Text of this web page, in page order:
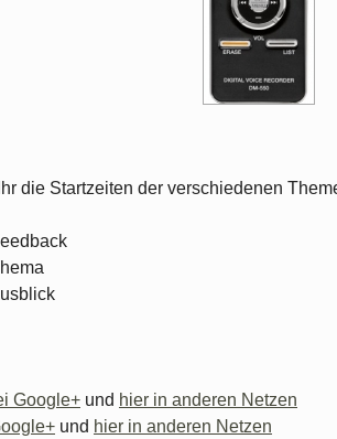
die Startzeiten der verschiedenen
Google+ und hier in anderen Netzen
und hier in anderen Netzen